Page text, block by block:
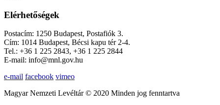
Elérhetőségek
Postacím: 1250 Budapest, Postafiók 3.
Cím: 1014 Budapest, Bécsi kapu tér 2-4.
Tel.: +36 1 225 2843, +36 1 225 2844
E-mail: info@mnl.gov.hu
e-mail facebook vimeo
Magyar Nemzeti Levéltár © 2020 Minden jog fenntartva